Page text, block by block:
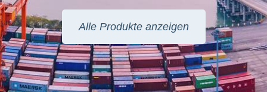
Alle Produkte anzeigen